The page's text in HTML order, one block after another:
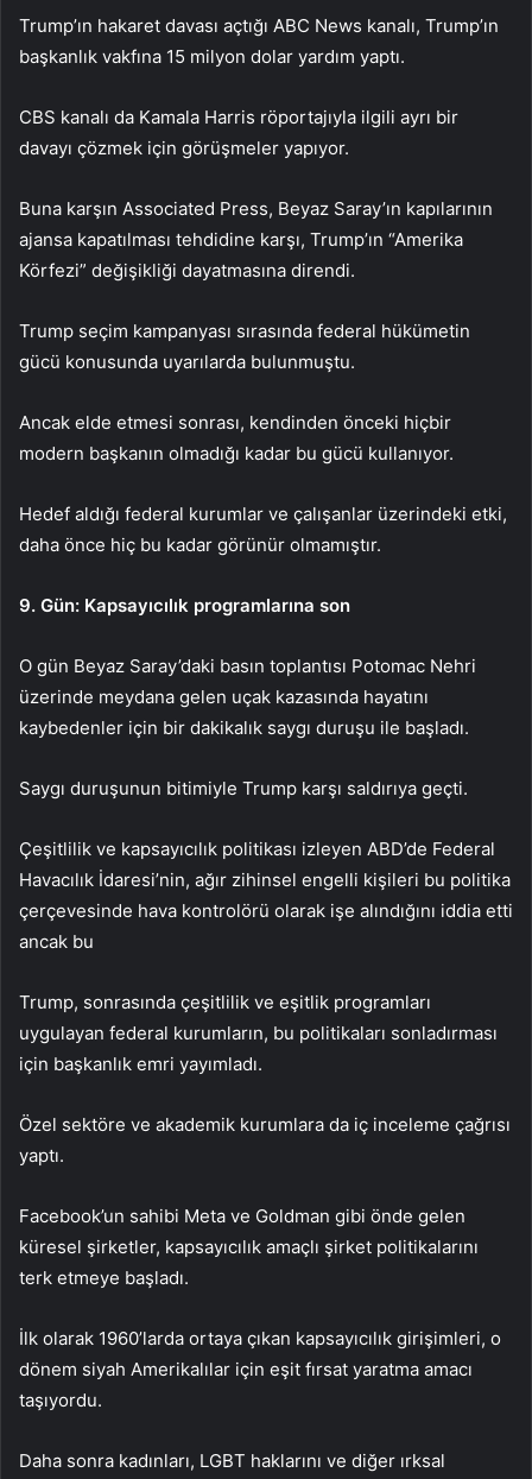
Trump’ın hakaret davası açtığı ABC News kanalı, Trump’ın
başkanlık vakfına 15 milyon dolar yardım yaptı.
CBS kanalı da Kamala Harris röportajıyla ilgili ayrı bir
davayı çözmek için görüşmeler yapıyor.
Buna karşın Associated Press, Beyaz Saray’ın kapılarının
ajansa kapatılması tehdidine karşı, Trump’ın “Amerika
Körfezi” değişikliği dayatmasına direndi.
Trump seçim kampanyası sırasında federal hükümetin
gücü konusunda uyarılarda bulunmuştu.
Ancak elde etmesi sonrası, kendinden önceki hiçbir
modern başkanın olmadığı kadar bu gücü kullanıyor.
Hedef aldığı federal kurumlar ve çalışanlar üzerindeki etki,
daha önce hiç bu kadar görünür olmamıştır.
9. Gün: Kapsayıcılık programlarına son
O gün Beyaz Saray’daki basın toplantısı Potomac Nehri
üzerinde meydana gelen uçak kazasında hayatını
kaybedenler için bir dakikalık saygı duruşu ile başladı.
Saygı duruşunun bitimiyle Trump karşı saldırıya geçti.
Çeşitlilik ve kapsayıcılık politikası izleyen ABD’de Federal
Havacılık İdaresi’nin, ağır zihinsel engelli kişileri bu politika
çerçevesinde hava kontrolörü olarak işe alındığını iddia etti
ancak bu
Trump, sonrasında çeşitlilik ve eşitlik programları
uygulayan federal kurumların, bu politikaları sonladırması
için başkanlık emri yayımladı.
Özel sektöre ve akademik kurumlara da iç inceleme çağrısı
yaptı.
Facebook’un sahibi Meta ve Goldman gibi önde gelen
küresel şirketler, kapsayıcılık amaçlı şirket politikalarını
terk etmeye başladı.
İlk olarak 1960’larda ortaya çıkan kapsayıcılık girişimleri, o
dönem siyah Amerikalılar için eşit fırsat yaratma amacı
taşıyordu.
Daha sonra kadınları, LGBT haklarını ve diğer ırksal